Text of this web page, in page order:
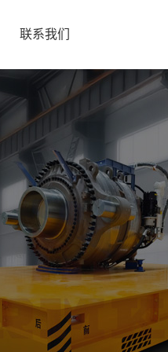
联系我们